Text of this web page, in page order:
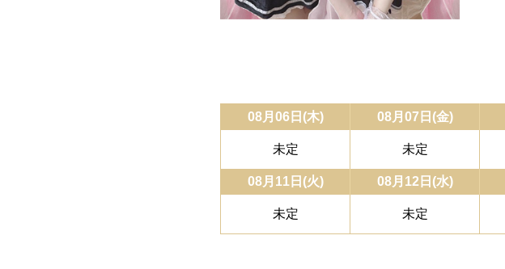
08月06日(木) 08月07日(金)
未定 未定
08月11日(火) 08月12日(水)
未定 未定